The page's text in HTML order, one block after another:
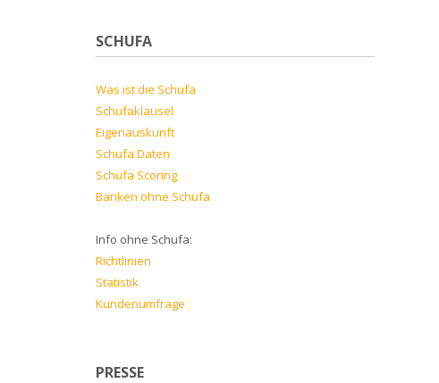
SCHUFA
Was ist die Schufa
Schufaklausel
Eigenauskunft
Schufa Daten
Schufa Scoring
Banken ohne Schufa
Info ohne Schufa:
Richtlinien
Statistik
Kundenumfrage
PRESSE